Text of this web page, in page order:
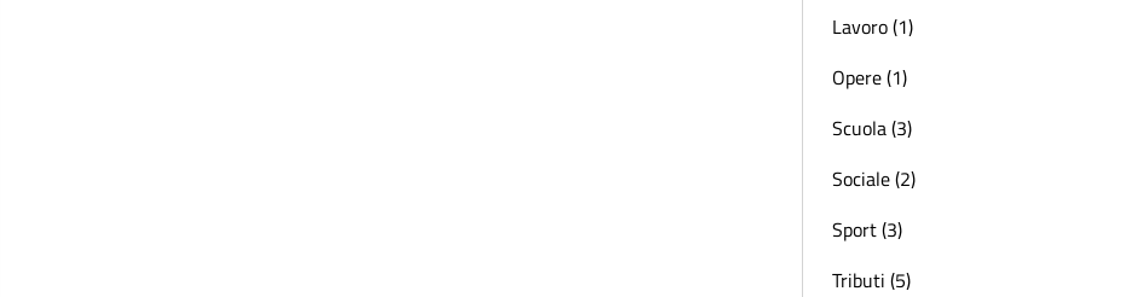
Lavoro (1)
Opere (1)
Scuola (3)
Sociale (2)
Sport (3)
Tributi (5)